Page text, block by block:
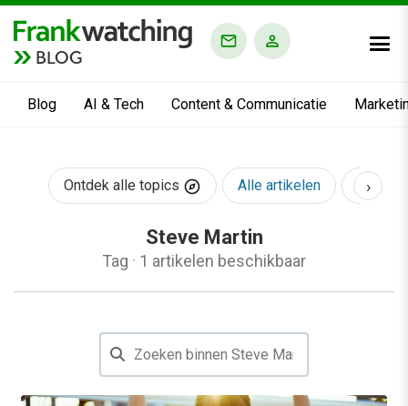
BLOG
Blog AI & Tech Content & Communicatie
Ontdek alle topics Alle artikelen AI &
›
Steve Martin
Tag · 1 artikelen beschikbaar